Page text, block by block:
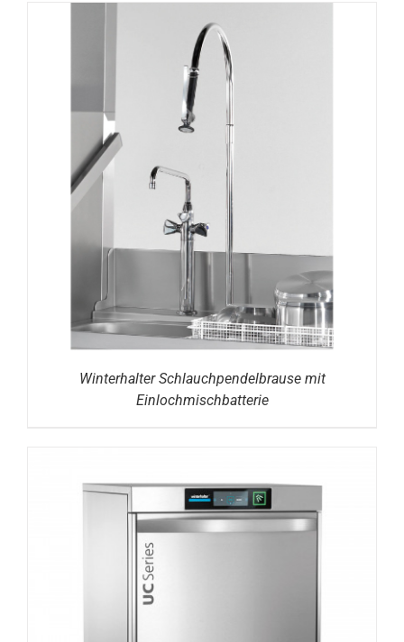
DETAILS
Winterhalter Schlauchpendelbrause mit
Einlochmischbatterie